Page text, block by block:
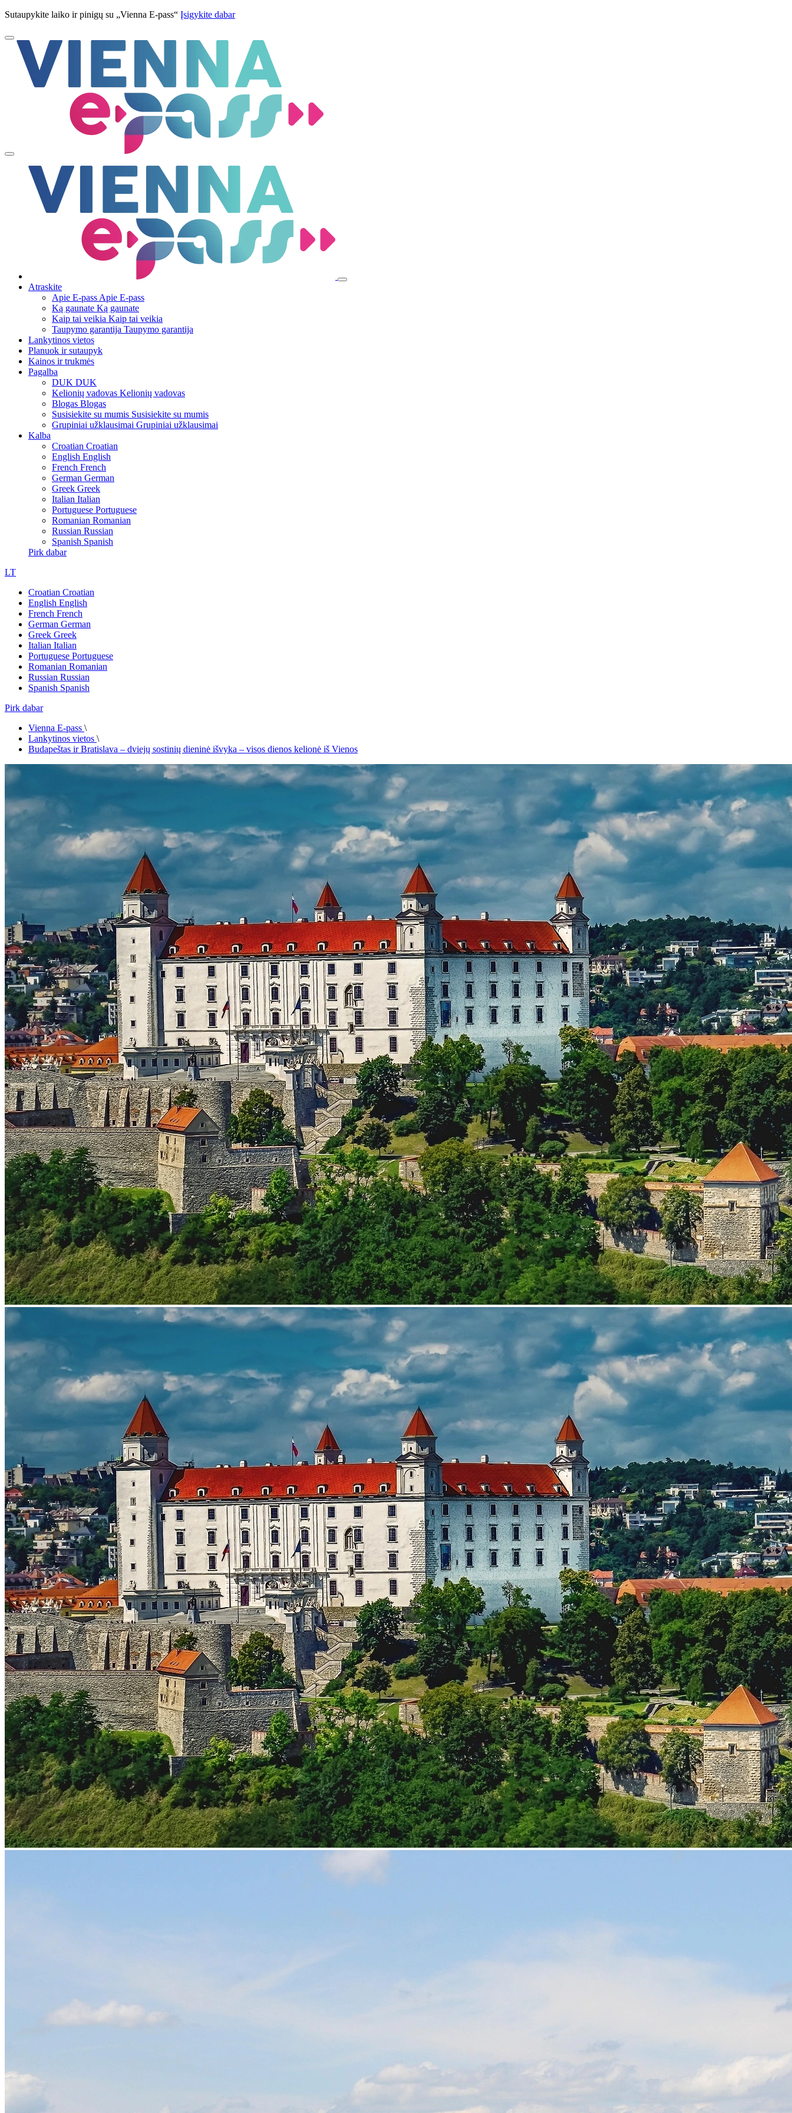
Sutaupykite laiko ir pinigų su „Vienna E-pass“ Įsigykite dabar
Atraskite
Apie E-pass Apie E-pass
Ką gaunate Ką gaunate
Kaip tai veikia Kaip tai veikia
Taupymo garantija Taupymo garantija
Lankytinos vietos
Planuok ir sutaupyk
Kainos ir trukmės
Pagalba
DUK DUK
Kelionių vadovas Kelionių vadovas
Blogas Blogas
Susisiekite su mumis Susisiekite su mumis
Grupiniai užklausimai Grupiniai užklausimai
Kalba
Croatian Croatian
English English
French French
German German
Greek Greek
Italian Italian
Portuguese Portuguese
Romanian Romanian
Russian Russian
Spanish Spanish
Pirk dabar
LT
Croatian Croatian
English English
French French
German German
Greek Greek
Italian Italian
Portuguese Portuguese
Romanian Romanian
Russian Russian
Spanish Spanish
Pirk dabar
Vienna E-pass \
Lankytinos vietos \
Budapeštas ir Bratislava – dviejų sostinių dieninė išvyka – visos dienos kelionė iš Vienos